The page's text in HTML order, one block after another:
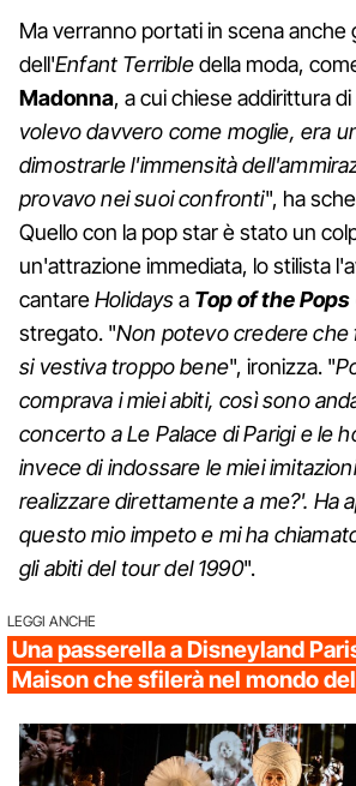
Ma verranno portati in scena anche
dell'Enfant Terribledella moda,
Madonna, a cui chiese addirittura
volevo davvero come moglie, era
dimostrarle l'immensità
provavo nei suoi confronti", ha
Quello con la pop star è stato un
un'attrazione immediata, lo stilista
cantareHolidaysa TopofthePops
stregato. "Non potevo credere che
si vestiva troppo bene", ironizza. "
comprava i miei abiti, così sono
concerto a Le Palace di Parigi e le
invece di indossare le miei
realizzare direttamente a me?'. Ha
questo mio impeto e mi ha
gli abiti del tour del 1990".
LEGGI ANCHE
Una passerella a Disneyland
Maison che sfilerà nel mondo